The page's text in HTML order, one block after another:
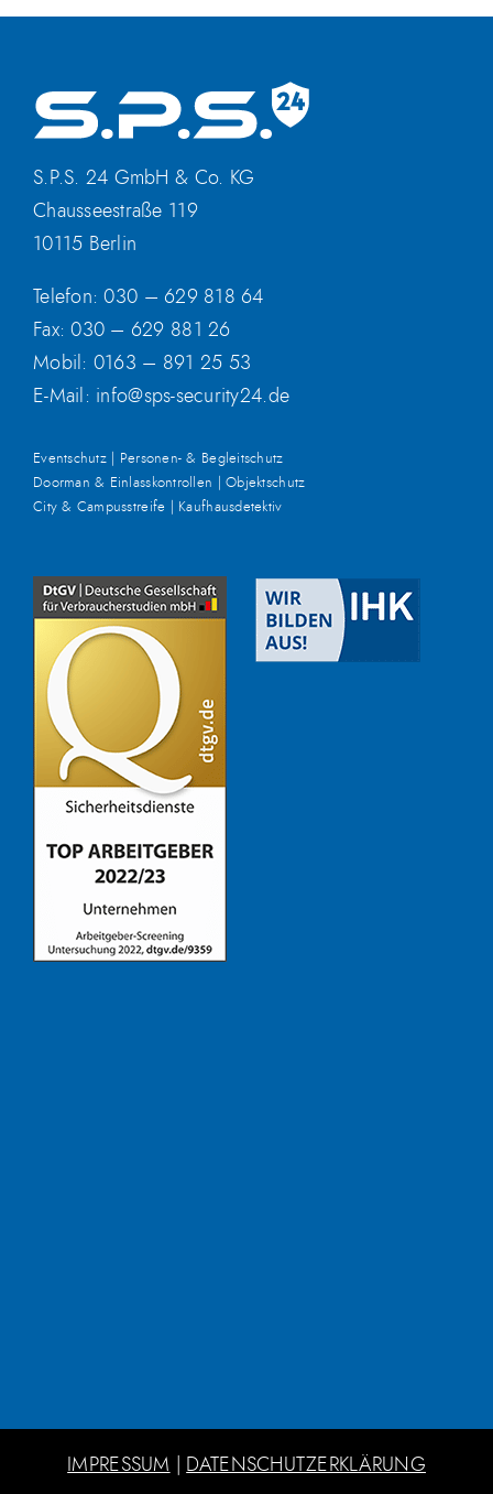
S.P.S. 24 GmbH & Co. KG
Chausseestraße 119
10115 Berlin
Telefon:030 – 629 818 64
Fax: 030 – 629 881 26
Mobil: 0163 – 891 25 53
E-Mail: info@sps-security24.de
Eventschutz | Personen- & Begleitschutz
Doorman & Einlasskontrollen | Objektschutz
City & Campusstreife | Kaufhausdetektiv
IMPRESSUM DATENSCHUTZERKLÄRUNG